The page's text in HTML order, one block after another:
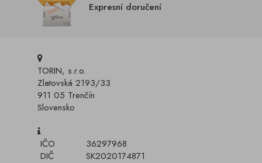
Expresní doručení
TORIN, s.r.o.
Zlatovská 2193/33
911 05 Trenčín
Slovensko
IČO
36297968
DIČ
SK2020174871